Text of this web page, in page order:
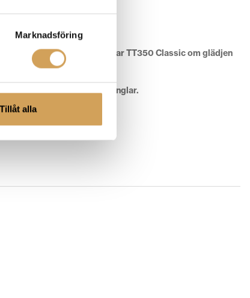
Marknadsföring
Tillåt alla
tonarm i aluminium vittnar TT350 Classic om glädjen
minut för EP-skivor och singlar.